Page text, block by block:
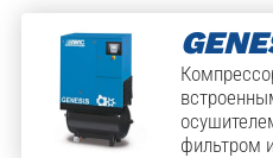
фильтром